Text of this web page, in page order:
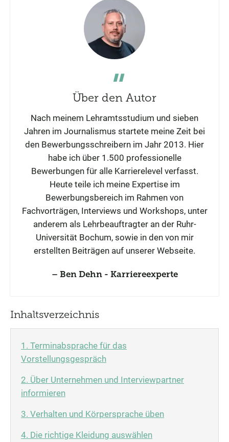
Über den Autor
Nach meinem Lehramtsstudium und sieben
Jahren im Journalismus startete meine Zeit bei
den Bewerbungsschreibern im Jahr 2013. Hier
habe ich über 1.500 professionelle
Bewerbungen für alle Karrierelevel verfasst.
Heute teile ich meine Expertise im
Bewerbungsbereich im Rahmen von
Fachvorträgen, Interviews und Workshops, unter
anderem als Lehrbeauftragter an der Ruhr-
Universität Bochum, sowie in den von mir
erstellten Beiträgen auf unserer Webseite.
Ben Dehn - Karriereexperte
Inhaltsverzeichnis
1. Terminabsprache für das
Vorstellungsgespräch
2. Über Unternehmen und Interviewpartner
informieren
3. Verhalten und Körpersprache üben
4. Die richtige Kleidung auswählen